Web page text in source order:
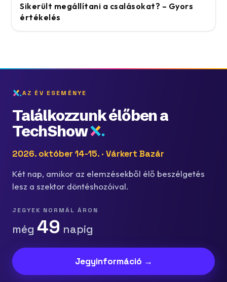
Sikerült megállítani a csalásokat? – Gyors
értékelés
AZ ÉV ESEMÉNYE
Találkozzunk élőben a
TechShow
2026. október 14-15. · Várkert Bazár
Két nap, amikor az elemzésekből élő beszélgetés
lesz a szektor döntéshozóival.
JEGYEK NORMÁL ÁRON
még 49 napig
Jegyinformáció →